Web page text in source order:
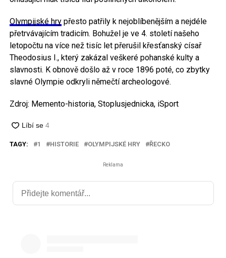
Olympijské hrypřesto patřily k nejoblíbenějším a nejdéle
přetrvávajícím tradicím. Bohužel je ve 4. století našeho
letopočtu na více než tisíc let přerušil křesťanský císař
Theodosius I., který zakázal veškeré pohanské kulty a
slavnosti. K obnově došlo až v roce 1896 poté, co zbytky
slavné Olympie odkryli němečtí archeologové.
Zdroj: Memento-historia, Stoplusjednicka, iSport
TAGY: 1 HISTORIE OLYMPIJSKÉ HRY ŘECKO
Reklama